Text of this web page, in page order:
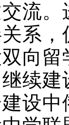
流
系
向
续
设